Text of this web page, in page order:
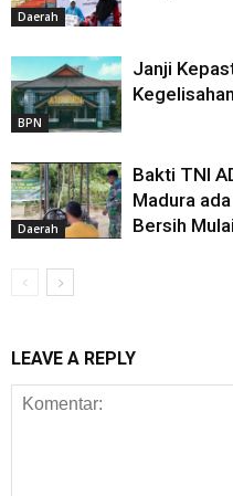
Daerah
BPN
Janji
Daerah
Bakti TNI
Madura
Bersih
LEAVE A REPLY